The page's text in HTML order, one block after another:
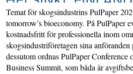
Temat för skogsindustrins PulPaper
tomorrow’s bioeconomy. På PulPaper
kostnadsfritt för professionella inom
skogsindustriföretagen sina anföranden
dessutom ordnas PulPaper Conference
Business Summit, som båda är